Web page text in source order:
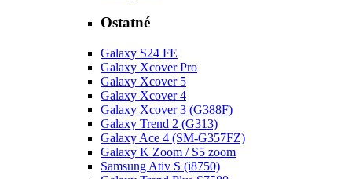
Ostatné
Galaxy S24 FE
Galaxy Xcover Pro
Galaxy Xcover 5
Galaxy Xcover 4
Galaxy Xcover 3 (G388F)
Galaxy Trend 2 (G313)
Galaxy Ace 4 (SM-G357FZ)
Galaxy K Zoom / S5 zoom
Samsung Ativ S (i8750)